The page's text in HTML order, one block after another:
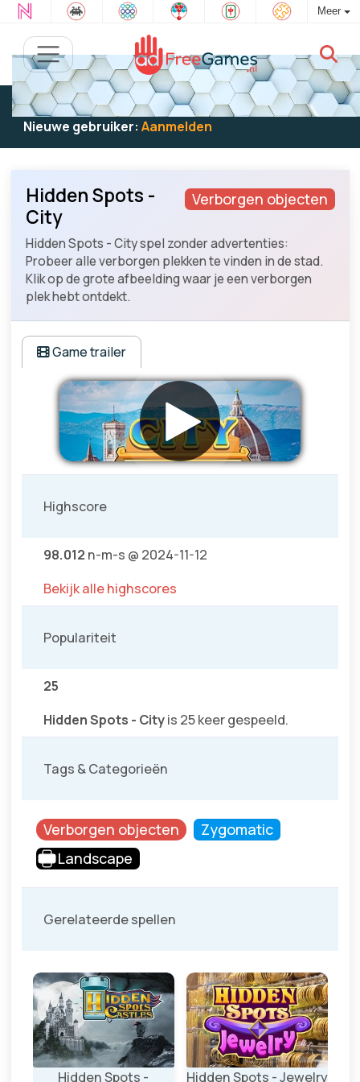
Meer
Bestaande gebruiker: Log in
om te spelen
Nieuwe gebruiker: Aanmelden
Verborgen objecten
Hidden Spots -
City
Hidden Spots - City spel zonder advertenties:
Probeer alle verborgen plekken te vinden in de stad.
Klik op de grote afbeelding waar je een verborgen
plek hebt ontdekt.
Game trailer
Highscore
98.012 n-m-s @ 2024-11-12
Bekijk alle highscores
Populariteit
25
Hidden Spots - Cityis 25 keer gespeeld.
Tags & Categorieën
Verborgen objecten
Zygomatic
Landscape
Gerelateerde spellen
Hidden Spots - Hidden Spots - Jewelry